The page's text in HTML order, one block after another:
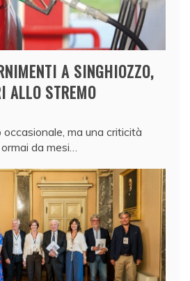
A SINGHIOZZO,
ALLO STREMO
occasionale, ma una criticità
da mesi…